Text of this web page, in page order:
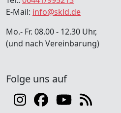
E-Mail: info@skld.de
Mo.- Fr. 08.00 - 12.30 Uhr,
(und nach Vereinbarung)
Folge uns auf